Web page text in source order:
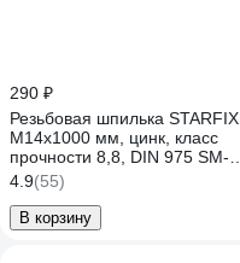
290 ₽
Резьбовая шпилька STARFIX
М14x1000 мм, цинк, класс
прочности 8,8, DIN 975 SM-
60730-1
4.9(55)
В корзину